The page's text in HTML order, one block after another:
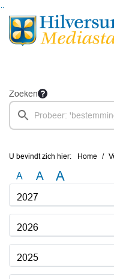
Ga naar de inhoud van deze pagina
Ga naar het zoeken
Zoeken
U bevindt zich hier: Home
A A A
2027
2026
2025